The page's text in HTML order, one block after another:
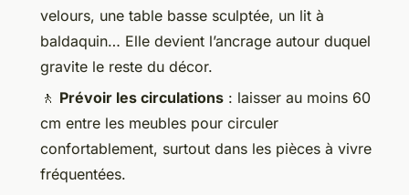
velours, une table basse sculptée, un lit à
baldaquin… Elle devient l’ancrage autour duquel
gravite le reste du décor.
🚶 Prévoir les circulations : laisser au moins 60
cm entre les meubles pour circuler
confortablement, surtout dans les pièces à vivre
fréquentées.